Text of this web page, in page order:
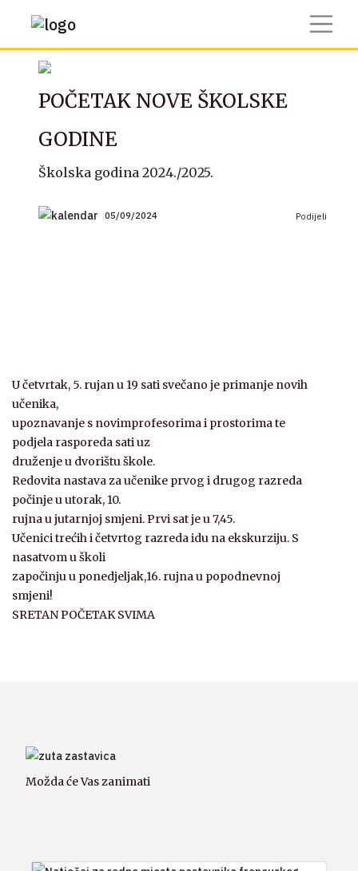
POČETAK NOVE ŠKOLSKE
GODINE
Školska godina 2024./2025.
05/09/2024 Podijeli
U četvrtak, 5. rujan u 19 sati svečano je primanje novih
učenika,
upoznavanje s novimprofesorima i prostorima te
podjela rasporeda sati uz
druženje u dvorištu škole.
Redovita nastava za učenike prvog i drugog razreda
počinje u utorak, 10.
rujna u jutarnjoj smjeni. Prvi sat je u 7,45.
Učenici trećih i četvrtog razreda idu na ekskurziju. S
nasatvom u školi
započinju u ponedjeljak,16. rujna u popodnevnoj
smjeni!
SRETAN POČETAK SVIMA
Možda će Vas zanimati